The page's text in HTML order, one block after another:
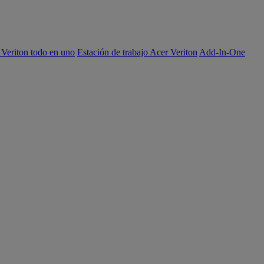
todo en uno Estación de trabajo Acer Veriton Add-In-One